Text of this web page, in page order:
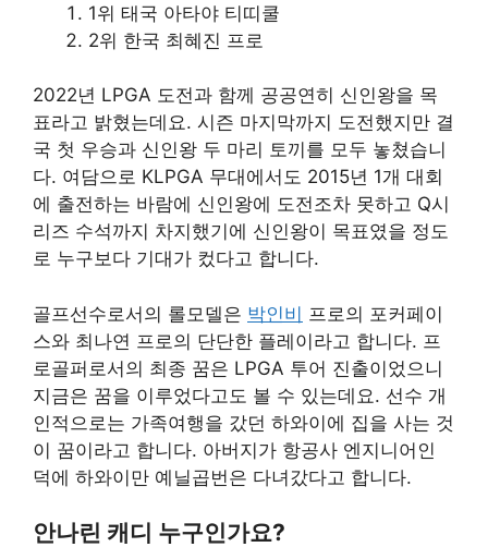
1위 태국 아타야 티띠쿨
2위 한국 최혜진 프로
2022년 LPGA 도전과 함께 공공연히 신인왕을 목
표라고 밝혔는데요. 시즌 마지막까지 도전했지만 결
국 첫 우승과 신인왕 두 마리 토끼를 모두 놓쳤습니
다. 여담으로 KLPGA 무대에서도 2015년 1개 대회
에 출전하는 바람에 신인왕에 도전조차 못하고 Q시
리즈 수석까지 차지했기에 신인왕이 목표였을 정도
로 누구보다 기대가 컸다고 합니다.
골프선수로서의 롤모델은 박인비 프로의 포커페이
스와 최나연 프로의 단단한 플레이라고 합니다. 프
로골퍼로서의 최종 꿈은 LPGA 투어 진출이었으니
지금은 꿈을 이루었다고도 볼 수 있는데요. 선수 개
인적으로는 가족여행을 갔던 하와이에 집을 사는 것
이 꿈이라고 합니다. 아버지가 항공사 엔지니어인
덕에 하와이만 예닐곱번은 다녀갔다고 합니다.
안나린 캐디 누구인가요?